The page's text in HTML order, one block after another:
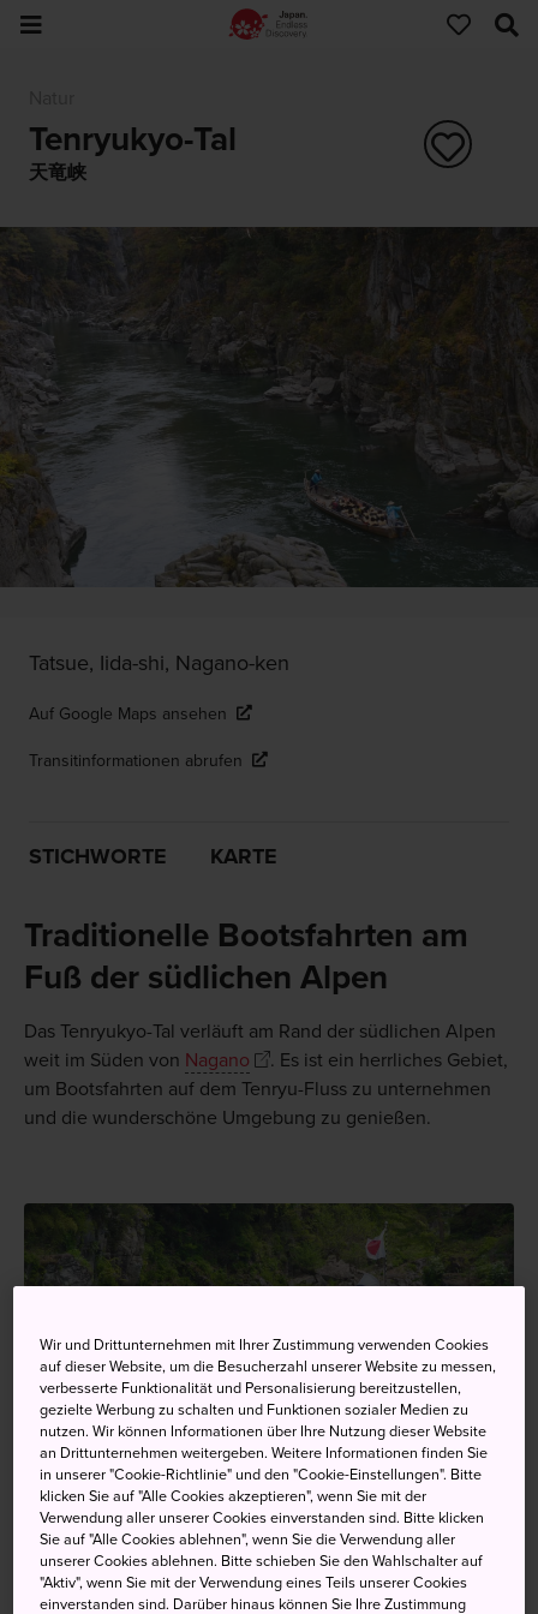
Tenryukyo-Tal
天竜峡
Tatsue, Iida-shi, Nagano-ken
Auf Google Maps ansehen
Transitinformationen abrufen
STICHWORTE KARTE
Traditionelle Bootsfahrten am
Fuß der südlichen Alpen
Das Tenryukyo-Tal verläuft am Rand der südlichen Alpen
weit im Süden von Nagano
. Es ist ein herrliches Gebiet,
um Bootsfahrten auf dem Tenryu-Fluss zu unternehmen
und die wunderschöne Umgebung zu genießen.
Wir und Drittunternehmen mit Ihrer Zustimmung verwenden Cookies
auf dieser Website, um die Besucherzahl unserer Website zu messen,
verbesserte Funktionalität und Personalisierung bereitzustellen,
gezielte Werbung zu schalten und Funktionen sozialer Medien zu
nutzen. Wir können Informationen über Ihre Nutzung dieser Website
an Drittunternehmen weitergeben. Weitere Informationen finden Sie
in unserer "Cookie-Richtlinie" und den "Cookie-Einstellungen". Bitte
klicken Sie auf "Alle Cookies akzeptieren", wenn Sie mit der
Verwendung aller unserer Cookies einverstanden sind. Bitte klicken
Sie auf "Alle Cookies ablehnen", wenn Sie die Verwendung aller
unserer Cookies ablehnen. Bitte schieben Sie den Wahlschalter auf
"Aktiv", wenn Sie mit der Verwendung eines Teils unserer Cookies
einverstanden sind. Darüber hinaus können Sie Ihre Zustimmung